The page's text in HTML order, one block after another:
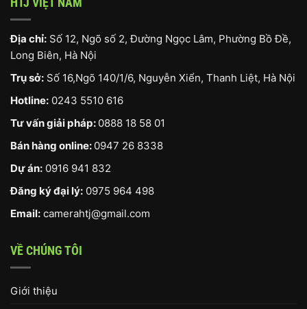
Địa chỉ: Số 12, Ngõ số 2, Đường Ngọc Lâm, Phường Bồ Đề,
Long Biên, Hà Nội
Trụ sở: Số 16,Ngõ 140/1/6, Nguyễn Xiển, Thanh Liệt, Hà Nội
Hotline: 0243 5510 616
Tư vấn giải pháp: 0888 18 58 01
Bán hàng online: 0947 26 8338
Dự án: 0916 941 832
Đăng ký đại lý: 0975 964 498
Email: camerahtj@gmail.com
VỀ CHÚNG TÔI
Giới thiệu